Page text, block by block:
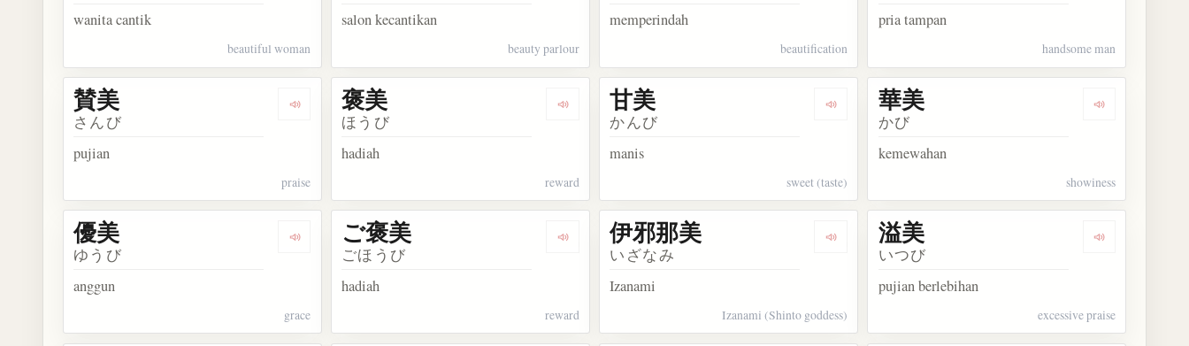
wanita cantik
beautiful woman
salon kecantikan
beauty parlour
memperindah
beautification
pria tampan
handsome man
Dengarkan kosakata 賛美
賛美
さんび
pujian
praise
Dengarkan kosakata 褒美
褒美
ほうび
hadiah
reward
Dengarkan kosakata 甘美
甘美
かんび
manis
sweet (taste)
Dengarkan
華美
かび
kemewahan
showiness
Dengarkan kosakata 優美
優美
ゆうび
anggun
grace
Dengarkan kosakata ご褒美
ご褒美
ごほうび
hadiah
reward
Dengarkan kosakata 伊邪那美
伊邪那美
いざなみ
Izanami
Izanami (Shinto goddess)
Dengarkan
溢美
いつび
pujian berlebihan
excessive praise